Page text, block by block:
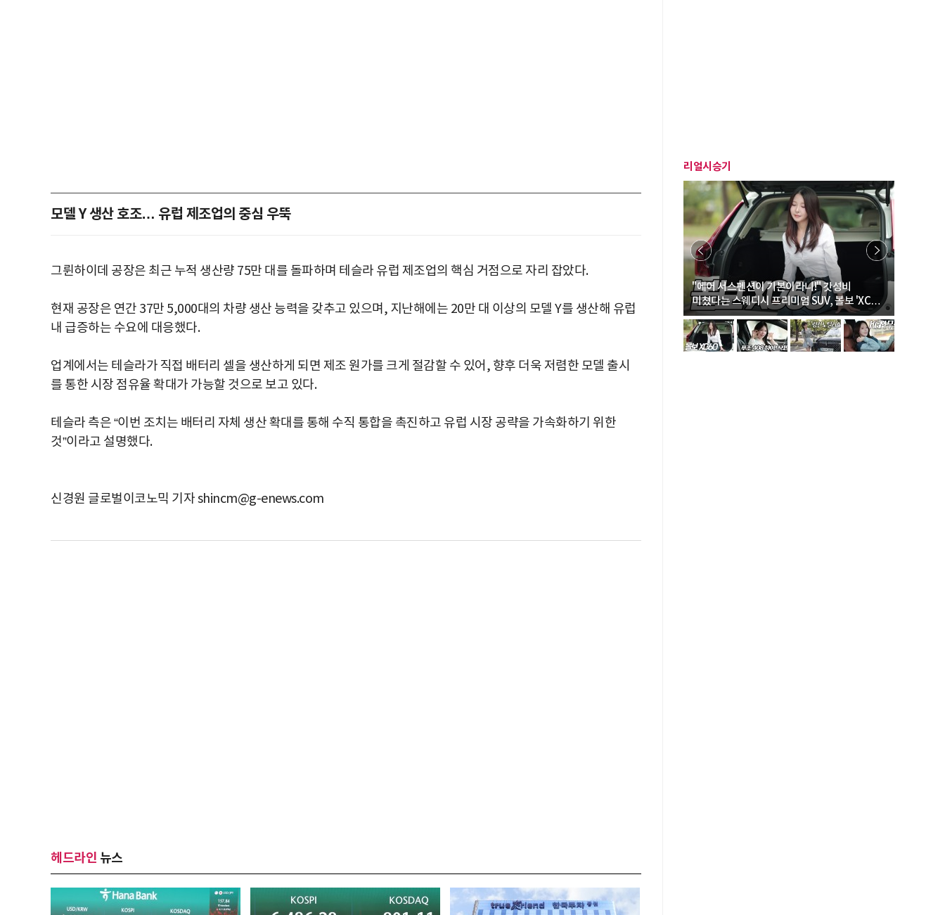
모델 Y 생산 호조… 유럽 제조업의 중심 우뚝
그륀하이데 공장은 최근 누적 생산량 75만 대를 돌파하며 테슬라 유럽 제조업의 핵심 거점으로 자리 잡았다.
현재 공장은 연간 37만 5,000대의 차량 생산 능력을 갖추고 있으며, 지난해에는 20만 대 이상의 모델 Y를 생산해 유럽
내 급증하는 수요에 대응했다.
업계에서는 테슬라가 직접 배터리 셀을 생산하게 되면 제조 원가를 크게 절감할 수 있어, 향후 더욱 저렴한 모델 출시
를 통한 시장 점유율 확대가 가능할 것으로 보고 있다.
테슬라 측은 “이번 조치는 배터리 자체 생산 확대를 통해 수직 통합을 촉진하고 유럽 시장 공략을 가속화하기 위한
것”이라고 설명했다.
신경원 글로벌이코노믹 기자 shincm@g-enews.com
헤드라인 뉴스
리얼시승기
초보자도 반할 반전 매력”
"에어 서스펜션이 기본이라니!" 갓성비
미쳤다는 스웨디시 프리미엄 SUV, 볼보 'XC60
B5 울트라'